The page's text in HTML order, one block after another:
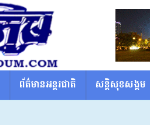
ព័ត៌មានអន្តរជាតិ សន្តិសុខសង្គម